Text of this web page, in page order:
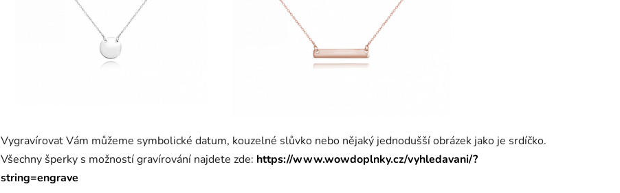
Vygravírovat Vám můžeme symbolické datum, kouzelné slůvko nebo nějaký jednodušší obrázek jako je srdíčko.
Všechny šperky s možností gravírování najdete zde: https://www.wowdoplnky.cz/vyhledavani/?
string=engrave